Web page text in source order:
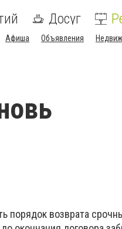
Досуг
Афиша Объявления
порядок возврата